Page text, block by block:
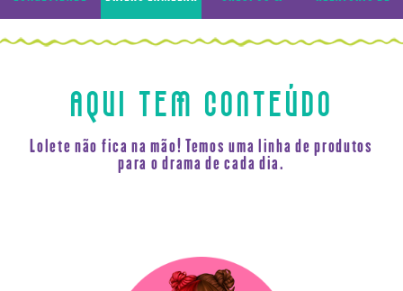
CAPILAR CACHOS TRANSPARÊNCIA
AQUI TEM CONTEÚDO
Lolete não fica na mão! Temos uma linha de produtos
para o drama de cada dia.